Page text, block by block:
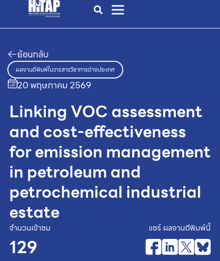
ย้อนกลับ
ผลงานตีพิมพ์ในวารสารวิชาการต่างประเทศ
20 พฤษภาคม 2569
Linking VOC assessment
and cost-effectiveness
for emission management
in petroleum and
petrochemical industrial
estate
จำนวนเข้าชม
129
แชร์ ผลงานตีพิมพ์นี้